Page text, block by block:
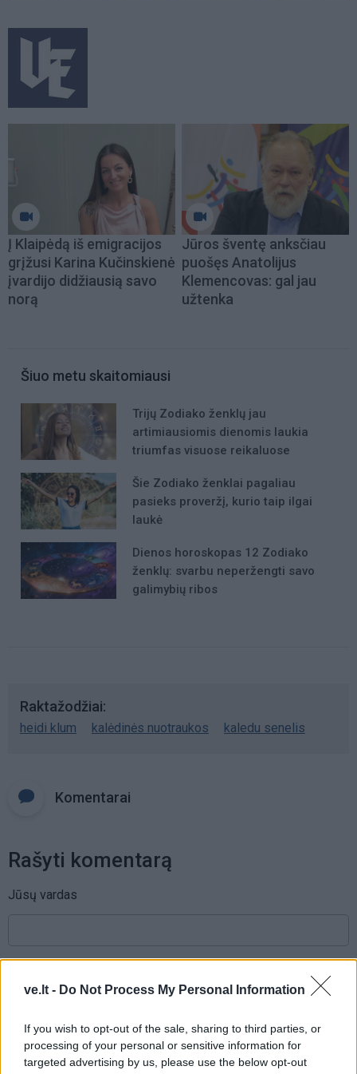
ve.lt - Do Not Process My Personal Information
If you wish to opt-out of the sale, sharing to third parties, or
processing of your personal or sensitive information for
targeted advertising by us, please use the below opt-out
Į Klaipėdą iš emigracijos
grįžusi Karina Kučinskienė
įvardijo didžiausią savo
norą
Jūros šventę anksčiau
puošęs Anatolijus
Klemencovas: gal jau
užtenka
Šiuo metu skaitomiausi
Trijų Zodiako ženklų jau
artimiausiomis dienomis laukia
triumfas visuose reikaluose
Šie Zodiako ženklai pagaliau
pasieks proveržį, kurio taip ilgai
laukė
Dienos horoskopas 12 Zodiako
ženklų: svarbu neperžengti savo
galimybių ribos
Raktažodžiai
heidi klum kalėdinės nuotraukos kaledu senelis
Komentarai
Rašyti komentarą
Jūsų vardas